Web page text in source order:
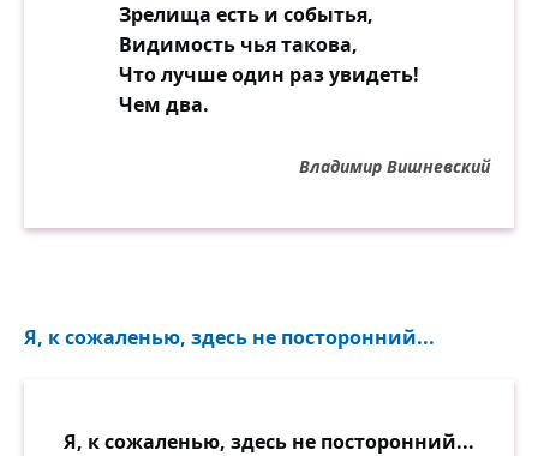
Зрелища есть и событья,
Видимость чья такова,
Что лучше один раз увидеть!
Чем два.
Владимир Вишневский
Я, к сожаленью, здесь не посторонний...
Я, к сожаленью, здесь не посторонний...